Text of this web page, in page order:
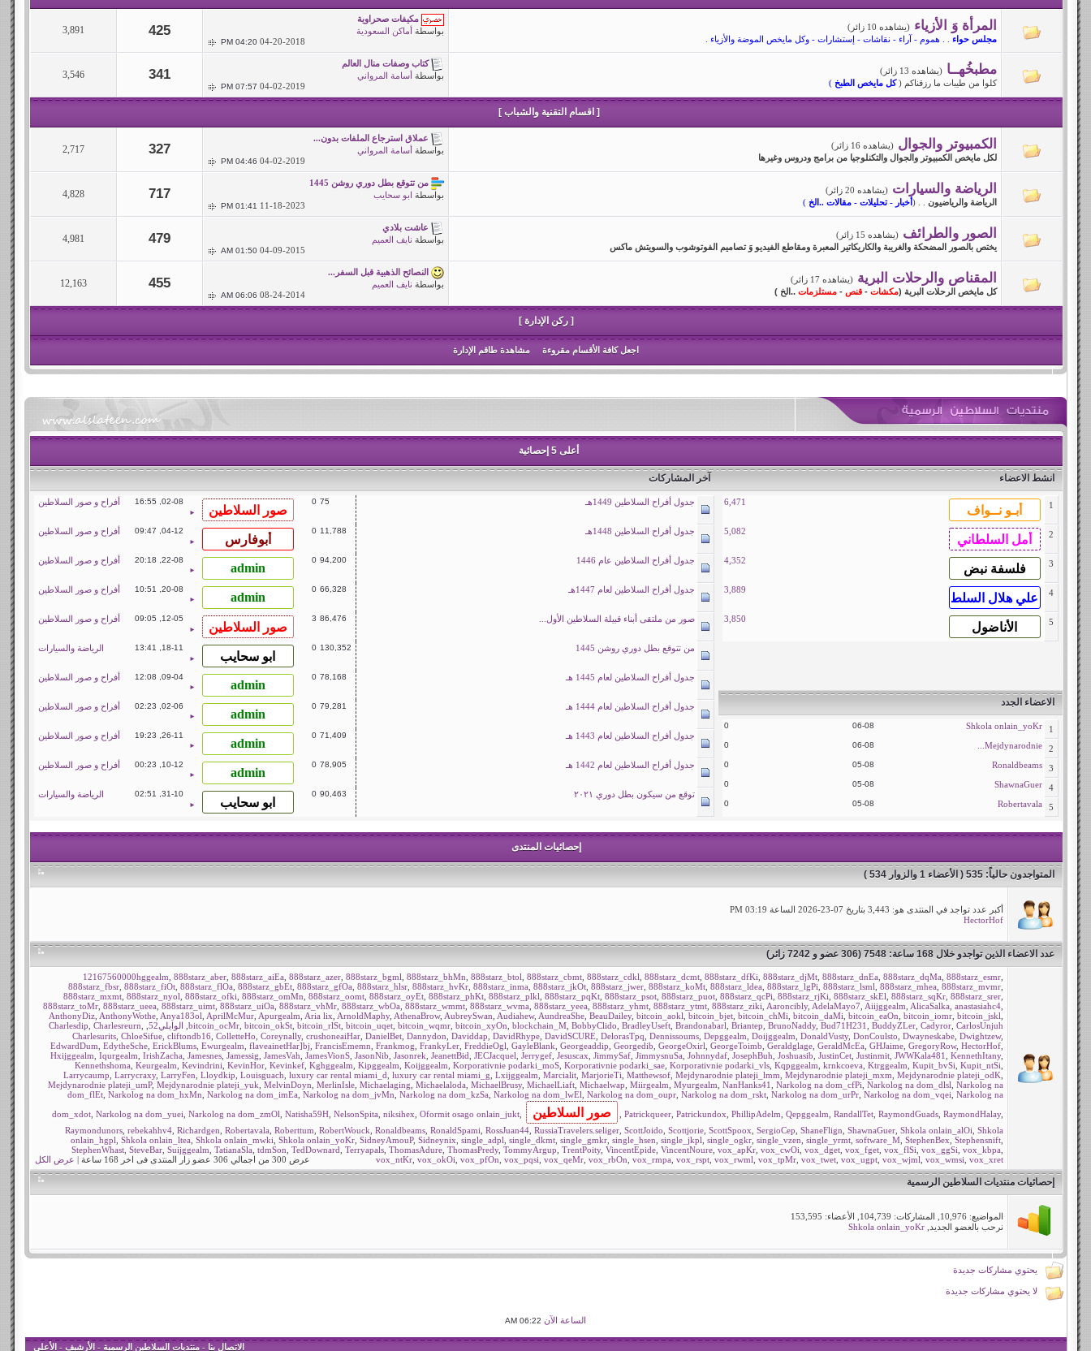
المرأة وَ الأزياء (يشاهده 10 زائر)
مجلس حواء
. . هموم - آراء - نقاشات - إستشارات - وكل مايخص الموضة والأزياء .
مكيفات صحراوية
بواسطةأماكن السعودية
04-20-2018
04:20 PM
425
3,891
مطبخُهــا (يشاهده 13 زائر)
كلوا من طيبات ما رزقناكم (كل مايخص الطبخ)
كتاب وصفات منال العالم
بواسطةأسامة المرواني
04-02-2019
07:57 PM
341
3,546
[ اقسام التقنية والشباب ]
الكمبيوتر والجوال (يشاهده 16 زائر)
لكل مايخص الكمبيوتر والجوال والتكنلوجيا من برامج ودروس وغيرها
عملاق استرجاع الملفات بدون...
بواسطةأسامة المرواني
04-02-2019
04:46 PM
327
2,717
الرياضة والسيارات (يشاهده 20 زائر)
الرياضة والرياضيون . . (أخبار - تحليلات - مقالات ..الخ)
من تتوقع بطل دوري روشن 1445
بواسطة ابو سحايب
11-18-2023
01:41 PM
717
4,828
الصور والطرائف (يشاهده 15 زائر)
يختص بالصور المضحكة والغريبة والكاريكاتير المعبرة ومقاطع الفيديو وَ تصاميم الفوتوشوب والسويتش ماكس
عاشت بلادي
بواسطة نايف العميم
04-09-2015
01:50 AM
479
4,981
المقناص والرحلات البرية (يشاهده 17 زائر)
كل مايخص الرحلات البرية (مكشات -قنص -مستلزمات ..الخ )
النصائح الذهبية قبل السفر...
بواسطة نايف العميم
08-24-2014
06:06 AM
455
12,163
[ ركن الإدارة ]
اجعل كافة الأقسام مقروءة مشاهدة طاقم الإدارة
أعلى 5 إحصائية
انشط الاعضاء آخر المشاركات
1
6,471
2
5,082
3
4,352
4
3,889
5
3,850
جدول أفراح السلاطين 1449هـ 0
►
02-08, 16:55 أفراح و صور السلاطين
جدول أفراح السلاطين 1448هـ 0
►
04-12, 09:47 أفراح و صور السلاطين
جدول أفراح السلاطين عام 1446 94,200
0
►
22-08, 20:18 أفراح و صور السلاطين
جدول أفراح السلاطين لعام 1447هـ 0
►
20-08, 10:51 أفراح و صور السلاطين
صور من ملتقى أبناء قبيلة السلاطين الأول... 3
►
12-05, 09:05 أفراح و صور السلاطين
من تتوقع بطل دوري روشن 1445 0
►
18-11, 13:41 الرياضة والسيارات
جدول أفراح السلاطين لعام 1445 هـ 0
►
09-04, 12:08 أفراح و صور السلاطين
جدول أفراح السلاطين لعام 1444 هـ 0
►
02-06, 02:23 أفراح و صور السلاطين
جدول أفراح السلاطين لعام 1443 هـ 0
►
26-11, 19:23 أفراح و صور السلاطين
جدول أفراح السلاطين لعام 1442 هـ 0
►
10-12, 00:23 أفراح و صور السلاطين
توقع من سيكون بطل دوري ٢٠٢١ 0
►
31-10, 02:51 الرياضة والسيارات
الاعضاء الجدد
1
Shkola onlain_yoKr
06-08
0
2
Mejdynarodnie...
06-08
0
3
Ronaldbeams
05-08
0
4
ShawnaGuer
05-08
0
5
Robertavala
05-08
0
إحصائيات المنتدى
المتواجدون حالياً: 535 ( الأعضاء 1 والزوار 534 )
أكبر عدد تواجد في المنتدى هو: 3,443 بتاريخ 07-23-2026 الساعة 03:19 PM
HectorHof
عدد الاعضاء الذين تواجدو خلال 168 ساعة: 7548 (306 عضو و 7242 زائر)
12167560000hggealm 888starz_aber, 888starz_aiEa 888starz_azer, 888starz_bgml 888starz_bhMn 888starz_btol 888starz_cbmt, 888starz_cdkl 888starz_dcmt, 888starz_dfKi 888starz_djMt, 888starz_dnEa 888starz_dqMa 888starz_esmr,
888starz_fbsr, 888starz_fiOt, 888starz_flOa 888starz_gbEt, 888starz_gfOa 888starz_hlsr, 888starz_hvKr, 888starz_inma 888starz_jkOt, 888starz_jwer, 888starz_koMt, 888starz_ldea 888starz_lgPi 888starz_lsml 888starz_mhea 888starz_mvmr,
888starz_mxmt, 888starz_nyol 888starz_ofki 888starz_omMn 888starz_oomt, 888starz_oyEt, 888starz_phKt, 888starz_plkl 888starz_pqKt, 888starz_psot, 888starz_puot, 888starz_qcPi 888starz_rjKi 888starz_skEl 888starz_sqKr, 888starz_srer,
888starz_toMr, 888starz_ueea 888starz_uimt, 888starz_uiOa 888starz_vhMr, 888starz_wbOa 888starz_wmmt, 888starz_wvma 888starz_yeea 888starz_yhmt, 888starz_ytmt, 888starz_ziki Aaroncibly, AdelaMayo7, Aiijggealm AlicaSalka anastasiahc4,
AnthonyDiz, AnthonyWothe, Anya183ol AprilMcMur, Apurgealm Aria lix ArnoldMaphy, AthenaBrow, AubreySwan Audiahew, AundreaShe, BeauDailey, bitcoin_aokl bitcoin_bjet, bitcoin_chMi bitcoin_daMi bitcoin_eaOn bitcoin_iomr, bitcoin_jskl
bitcoin_ocMr, bitcoin_okSt, bitcoin_rlSt, bitcoin_uqet, bitcoin_wqmr, bitcoin_xyOn blockchain_M, BobbyClido BradleyUseft, Brandonabarl Briantep BrunoNaddy, Bud71H231 BuddyZLer, Cadyror, CarlosUnjuh الوايلي52 Charlesdip Charlesreurn
Charlesurits, ChloeSifue, cliftondb16, ColletteHo Coreynally, crushoneaiHar, DanielBet, Dannydon Daviddap DavidRhype, DavidSCURE, DelorasTpq Dennissoums, Depggealm Doijggealm DonaldVusty, DonCoulsto Dwayneskabe, Dwightzew,
EdwardDum EdytheSche, ErickBlums, Ewurgealm flaveainetHar]bj FrancisEmemn Frankmog FrankyLer, FreddieOgl GayleBlank Georgeaddip Georgedib GeorgeOxirl GeorgeToimb Geraldglage, GeraldMcEa GHJaime, GregoryRow, HectorHof,
Hxijggealm Iqurgealm IrishZacha Jamesnes, Jamessig JamesVah JamesVionS, JasonNib Jasonrek JeanettBid JECJacquel Jerrygef, Jesuscax JimmySaf, JimmysnuSa Johnnydaf, JosephBuh Joshuasib JustinCet, Justinmit, JWWKala481 KennethItany,
Kennethshoma Keurgealm Kevindrini KevinHor, Kevinkef, Kghggealm Kipggealm Koijggealm Korporativnie podarki_moS, Korporativnie podarki_sae, Korporativnie podarki_vls, Kqpggealm krnkcoeva Ktrggealm Kupit_bvSi Kupit_ntSi
Larrycaump Larrycraxy, LarryFen Lloydkip Louisguach luxury car rental miami_d luxury car rental miami_g Lxijggealm Marcialit, MarjorieTi Matthewsof, Mejdynarodnie plateji_lmm Mejdynarodnie plateji_mxm Mejdynarodnie plateji_odK
Mejdynarodnie plateji_umP, Mejdynarodnie plateji_yuk MelvinDoyn MerlinIsle, Michaelaging Michaelaloda MichaelBrusy, MichaelLiaft, Michaelwap Miirgealm Myurgealm NanHanks41 Narkolog na dom_cfPi Narkolog na dom_dlsl Narkolog na
dom_flEt, Narkolog na dom_hxMn Narkolog na dom_imEa Narkolog na dom_jvMn Narkolog na dom_kzSa Narkolog na dom_lwEl Narkolog na dom_oupr, Narkolog na dom_rskt, Narkolog na dom_urPr, Narkolog na dom_vqei Narkolog na
dom_xdot, Narkolog na dom_yuei Narkolog na dom_zmOl Natisha59H, NelsonSpita niksihex Oformit osago onlain_jukt, Patrickqueer, Patrickundox PhillipAdelm Qepggealm RandallTet, RaymondGuads, RaymondHalay,
Raymondunors, rebekahhv4, Richardgen Robertavala Roberttum RobertWouck Ronaldbeams, RonaldSpami RossJuan44, RussiaTravelers.seliger, ScottJoido Scottjorie, ScottSpoox SergioCep ShaneFlign ShawnaGuer, Shkola onlain_alOi Shkola
onlain_hgpl Shkola onlain_ltea Shkola onlain_mwki Shkola onlain_yoKr, SidneyAmouP, Sidneynix single_adpl single_dkmt, single_gmkr, single_hsen single_jkpl single_ogkr, single_vzen single_yrmt, software_M, StephenBex Stephensnift,
StephenWhast, SteveBar, Suijggealm TatianaSla tdmSon TedDownard Terryapals, ThomasAdure, ThomasPredy, TommyArgup TrentPoity, VincentEpide, VincentNoure, vox_apKr, vox_cwOi vox_dget, vox_fget, vox_flSi vox_ggSi vox_kbpa
vox_ntKr, vox_okOi vox_pfOn vox_pqsi vox_qeMr, vox_rbOn vox_rmpa vox_rspt, vox_rwml vox_tpMr, vox_twet, vox_ugpt, vox_wjml vox_wmsi vox_xret عرض 300 من اجمالي 306 عضو زار المنتدى فى اخر 168 ساعة | عرض الكل
إحصائيات منتديات السلاطين الرسمية
المواضيع: 10,976, المشاركات: 104,739, الأعضاء: 153,595
نرحب بالعضو الجديد,Shkola onlain_yoKr
يحتوي مشاركات جديدة
لا يحتوي مشاركات جديدة
الساعة الآن 06:22 AM
الاتصال بنا -منتديات السلاطين الرسمية - الأرشيف - الأعلى